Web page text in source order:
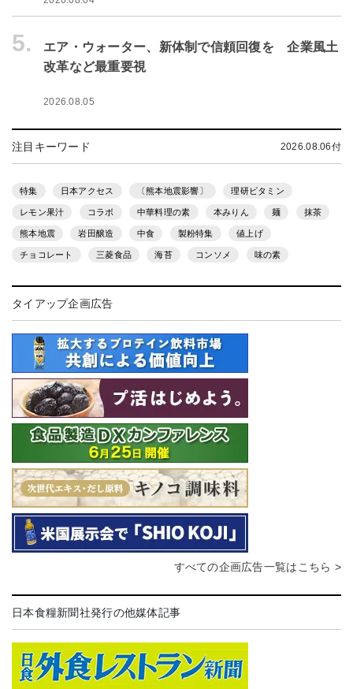
5.
エア・ウォーター、新体制で信頼回復を 企業風土
改革など最重要視
2026.08.05
注目キーワード 2026.08.06付
特集 日本アクセス 〔熊本地震影響〕 理研ビタミン
レモン果汁 コラボ 中華料理の素 本みりん 麺 抹茶
熊本地震 岩田醸造 中食 製粉特集 値上げ
チョコレート 三菱食品 海苔 コンソメ 味の素
タイアップ企画広告
すべての企画広告一覧はこちら >
日本食糧新聞社発行の他媒体記事